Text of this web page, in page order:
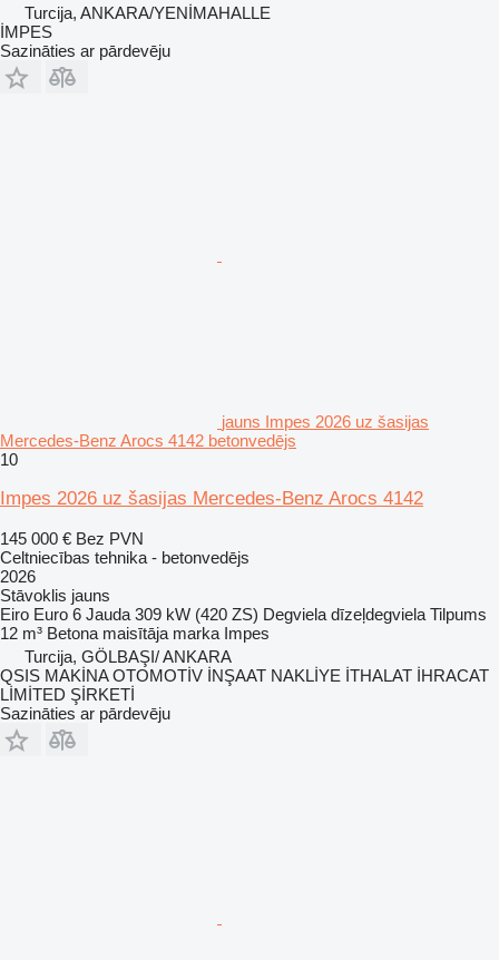
Turcija, ANKARA/YENİMAHALLE
İMPES
Sazināties ar pārdevēju
jauns Impes 2026 uz šasijas
Mercedes-Benz Arocs 4142 betonvedējs
10
Impes 2026 uz šasijas Mercedes-Benz Arocs 4142
145 000 € Bez PVN
Celtniecības tehnika - betonvedējs
2026
Stāvoklis jauns
Eiro Euro 6 Jauda 309 kW (420 ZS) Degviela dīzeļdegviela Tilpums
12 m³ Betona maisītāja marka Impes
Turcija, GÖLBAŞI/ ANKARA
QSIS MAKİNA OTOMOTİV İNŞAAT NAKLİYE İTHALAT İHRACAT
LİMİTED ŞİRKETİ
Sazināties ar pārdevēju